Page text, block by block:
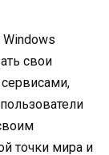
Windows
свои
точки мира и